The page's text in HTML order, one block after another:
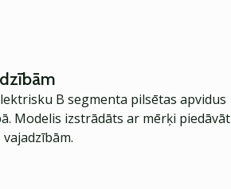
B segmenta pilsētas apvidus
Modelis izstrādāts ar mērķi piedāvāt